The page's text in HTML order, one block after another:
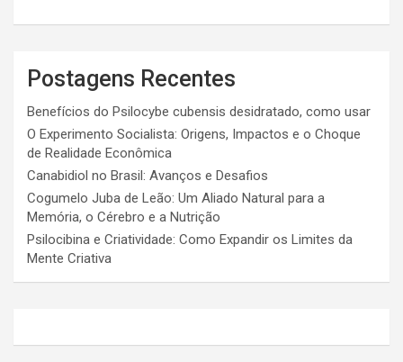
Postagens Recentes
Benefícios do Psilocybe cubensis desidratado, como usar
O Experimento Socialista: Origens, Impactos e o Choque
de Realidade Econômica
Canabidiol no Brasil: Avanços e Desafios
Cogumelo Juba de Leão: Um Aliado Natural para a
Memória, o Cérebro e a Nutrição
Psilocibina e Criatividade: Como Expandir os Limites da
Mente Criativa